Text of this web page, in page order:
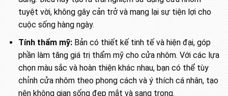
tuyệt vời, không gây cản trở và mang lại sự tiện lợi cho
cuộc sống hàng ngày.
Tính thẩm mỹ:Bản có thiết kế tinh tế và hiện đại, góp
phần làm tăng giá trị thẩm mỹ cho cửa nhôm. Với các lựa
chọn màu sắc và hoàn thiện khác nhau, bạn có thể tùy
chỉnh cửa nhôm theo phong cách và ý thích cá nhân, tạo
nên không gian sống đẹp mắt và sang trọng.